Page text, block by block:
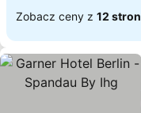
Zobacz ceny z 12 stron